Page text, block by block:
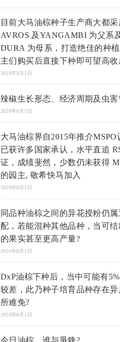
目前大马油棕种子生产商大都采
AVROS 及YANGAMBI 为父系
DURA 为母系，打造绝佳的种
主们购买后直接下种即可望高收
2026年8月1日
辣椒生长形态、经济周期及虫害
2026年8月1日
大马油棕界自2015年推介MSPO
已获许多国家承认，水平直追
证，成绩斐然，少数仍未获得
的园主, 敬希快马加入
2026年8月1日
同品种油棕之间的异花授粉仍属
配，若能混种其他品种，当可
的果实甚至更高产量?
2026年8月1日
DxP油棕下种后，当中可能有
较差，此乃种子培育品种存在异
所难免?
2026年8月1日
今日油棕，谁与爭鋒?